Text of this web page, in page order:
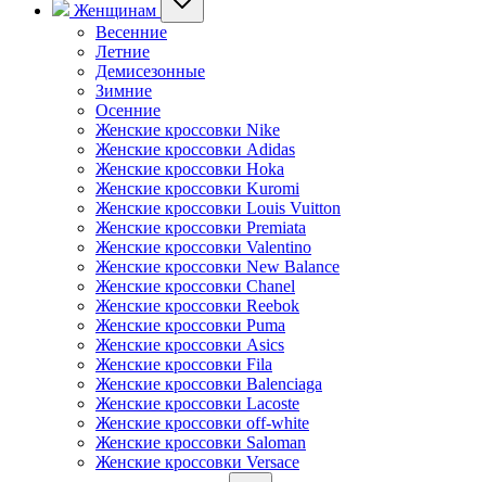
Женщинам
Весенние
Летние
Демисезонные
Зимние
Осенние
Женские кроссовки Nike
Женские кроссовки Adidas
Женские кроссовки Hoka
Женские кроссовки Kuromi
Женские кроссовки Louis Vuitton
Женские кроссовки Premiata
Женские кроссовки Valentino
Женские кроссовки New Balance
Женские кроссовки Chanel
Женские кроссовки Reebok
Женские кроссовки Puma
Женские кроссовки Asics
Женские кроссовки Fila
Женские кроссовки Balenciaga
Женские кроссовки Lacoste
Женские кроссовки off-white
Женские кроссовки Saloman
Женские кроссовки Versace